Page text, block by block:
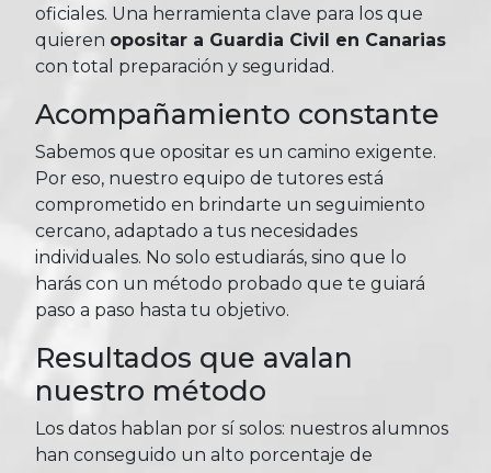
oficiales. Una herramienta clave para los que
quieren opositar a Guardia Civil en Canarias
con total preparación y seguridad.
Acompañamiento constante
Sabemos que opositar es un camino exigente.
Por eso, nuestro equipo de tutores está
comprometido en brindarte un seguimiento
cercano, adaptado a tus necesidades
individuales. No solo estudiarás, sino que lo
harás con un método probado que te guiará
paso a paso hasta tu objetivo.
Resultados que avalan
nuestro método
Los datos hablan por sí solos: nuestros alumnos
han conseguido un alto porcentaje de